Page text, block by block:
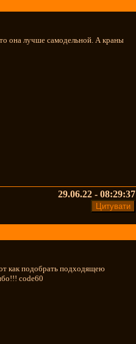
она лучше самодельной. А краны
29.06.22 - 08:29:37
как подобрать подходящею
code60